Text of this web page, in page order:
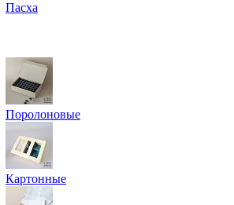
Пасха
Поролоновые
Картонные